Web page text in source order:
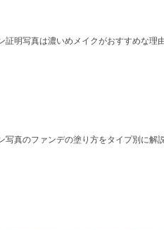
証明写真は濃いめメイクがおすすめな
写真のファンデの塗り方をタイプ別に解